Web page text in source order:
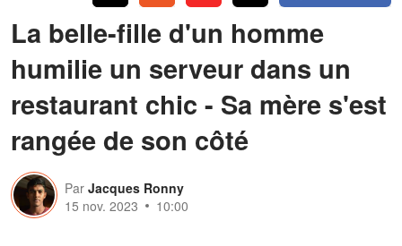
La belle-fille d'un homme
humilie un serveur dans un
restaurant chic - Sa mère s'est
rangée de son côté
Par Jacques Ronny
15 nov. 2023
10:00